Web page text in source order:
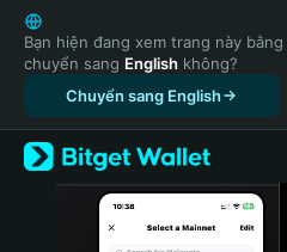
English
日本語
Tiếng Việt
Русский
Español (Latinoamérica)
Türkçe
Italiano
Bạn hiện đang xem trang này bằng
chuyển sang English không?
Chuyển sang English